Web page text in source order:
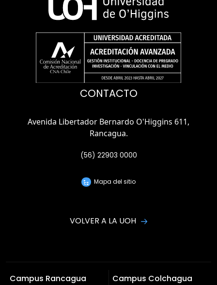
CONTACTO
Avenida Libertador Bernardo O'Higgins 611,
Rancagua.
(56) 22903 0000
Mapa del sitio
VOLVER A LA UOH
Campus Rancagua
Campus Colchagua